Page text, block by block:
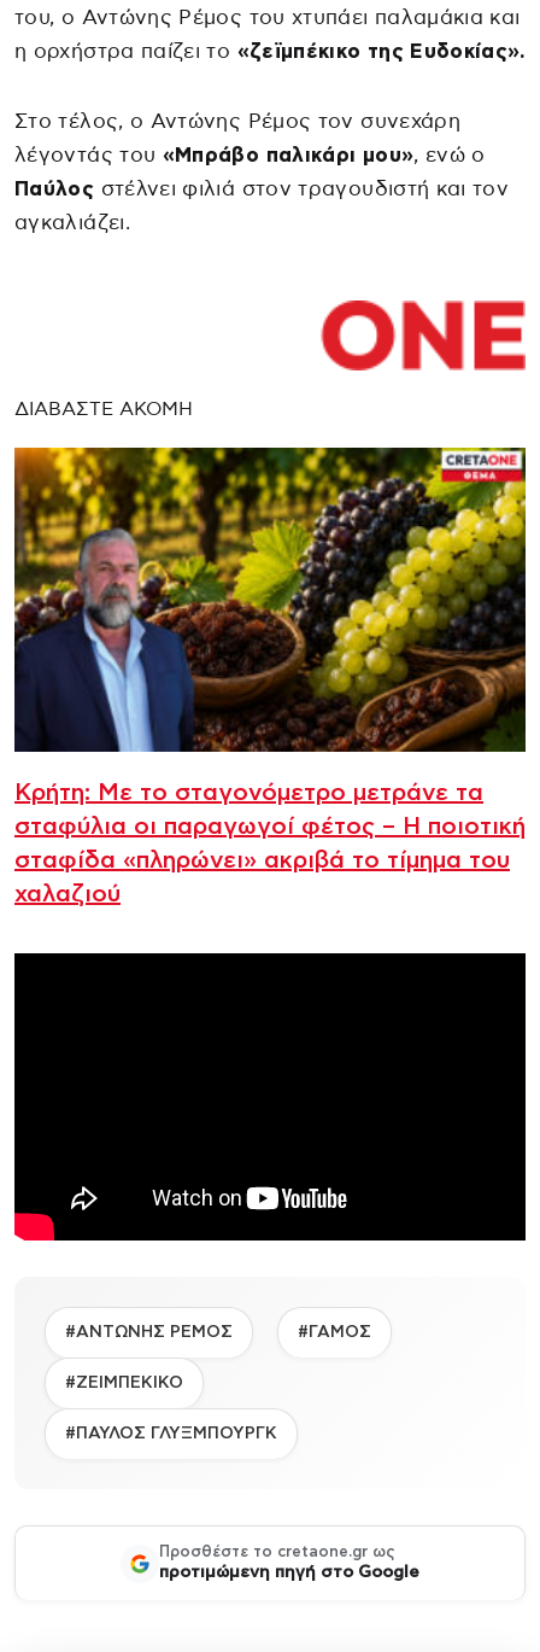
του, ο Αντώνης Ρέμος του χτυπάει παλαμάκια και
η ορχήστρα παίζει το «ζεϊμπέκικο της Ευδοκίας».
Στο τέλος, ο Αντώνης Ρέμος τον συνεχάρη
λέγοντάς του «Μπράβο παλικάρι μου», ενώ ο
Παύλος στέλνει φιλιά στον τραγουδιστή και τον
αγκαλιάζει.
ΔΙΑΒΑΣΤΕ ΑΚΟΜΗ
Κρήτη: Με το σταγονόμετρο μετράνε τα
σταφύλια οι παραγωγοί φέτος – Η ποιοτική
σταφίδα «πληρώνει» ακριβά το τίμημα του
χαλαζιού
#ΑΝΤΩΝΗΣ ΡΕΜΟΣ #ΓΑΜΟΣ
#ΖΕΙΜΠΕΚΙΚΟ
#ΠΑΥΛΟΣ ΓΛΥΞΜΠΟΥΡΓΚ
Προσθέστε το cretaone.gr ως
προτιμώμενη πηγή στο Google